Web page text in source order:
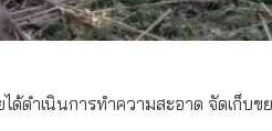
ำเนินการทำความสะอาด จัดเก็บข